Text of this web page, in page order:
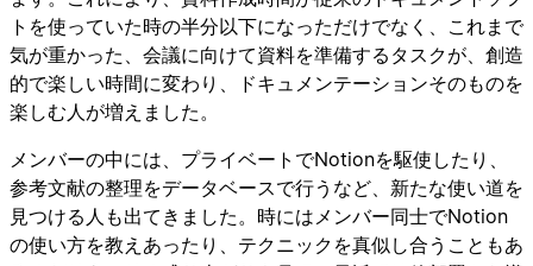
トを使っていた時の半分以下になっただけでなく、これまで
気が重かった、会議に向けて資料を準備するタスクが、創造
的で楽しい時間に変わり、ドキュメンテーションそのものを
楽しむ人が増えました。
メンバーの中には、プライベートでNotionを駆使したり、
参考文献の整理をデータベースで行うなど、新たな使い道を
見つける人も出てきました。時にはメンバー同士でNotion
の使い方を教えあったり、テクニックを真似し合うこともあ